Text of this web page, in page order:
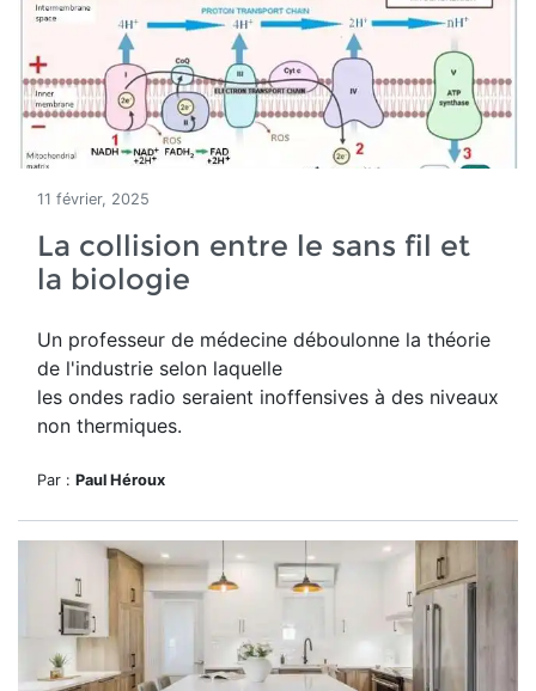
11 février, 2025
La collision entre le sans fil et
la biologie
Un professeur de médecine déboulonne la théorie
de l'industrie selon laquelle
les ondes radio seraient inoffensives à des niveaux
non thermiques.
Par : Paul Héroux